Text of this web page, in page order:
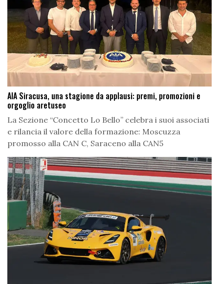
AIA Siracusa, una stagione da applausi: premi, promozioni e
orgoglio aretuseo
La Sezione “Concetto Lo Bello” celebra i suoi associati
e rilancia il valore della formazione: Moscuzza
promosso alla CAN C, Saraceno alla CAN5